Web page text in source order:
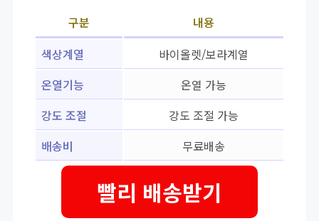
구분
내용
색상계열
바이올렛/보라계열
온열기능
온열 가능
강도 조절
강도 조절 가능
배송비
무료배송
빨리 배송받기